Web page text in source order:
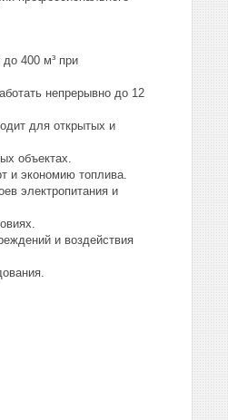
400 м³ при
непрерывно до 12
для открытых и
объектах.
и экономию топлива.
электропитания и
и воздействия